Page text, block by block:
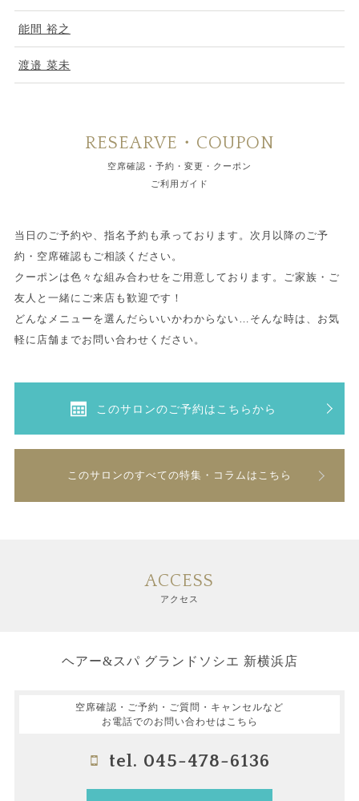
能間 裕之
渡邉 菜未
RESEARVE・COUPON
空席確認・予約・変更・クーポン
ご利用ガイド
当日のご予約や、指名予約も承っております。次月以降のご予
約・空席確認もご相談ください。
クーポンは色々な組み合わせをご用意しております。ご家族・ご
友人と一緒にご来店も歓迎です！
どんなメニューを選んだらいいかわからない…そんな時は、お気
軽に店舗までお問い合わせください。
このサロンのご予約はこちらから
このサロンのすべての特集・コラムはこちら
ACCESS
アクセス
ヘアー&スパ グランドソシエ 新横浜店
空席確認・ご予約・ご質問・キャンセルなど
お電話でのお問い合わせはこちら
tel. 045-478-6136